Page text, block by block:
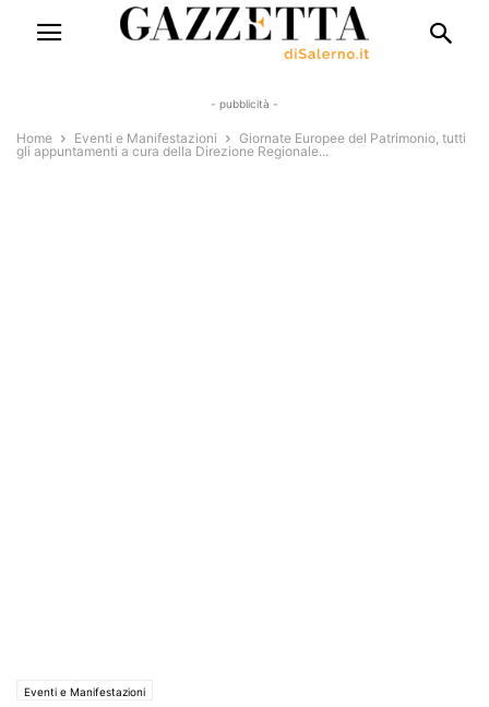
- pubblicità -
Home Eventi e Manifestazioni
Giornate Europee del Patrimonio, tutti
gli appuntamenti a cura della Direzione Regionale...
Eventi e Manifestazioni